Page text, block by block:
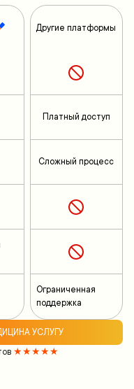
Другие платформы
Платный доступ
Сложный процесс
Ограниченная
поддержка
УСЛУГУ
★★★★★